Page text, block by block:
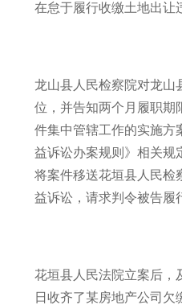
在怠于履行收缴土地出让
龙山县人民检察院对龙山
位，并告知两个月履职期
件集中管辖工作的实施方
益诉讼办案规则》相关规
将案件移送花垣县人民检
益诉讼，请求判令被告履
花垣县人民法院立案后，
日收齐了某房地产公司